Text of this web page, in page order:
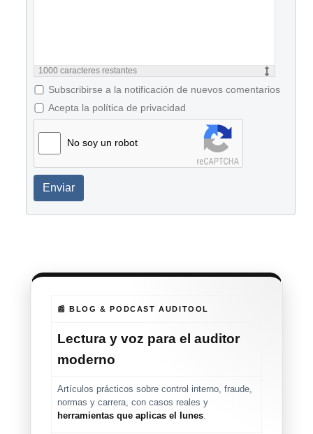
1000 caracteres restantes
Subscribirse a la notificación de nuevos comentarios
Acepta la política de privacidad
No soy un robot
Enviar
📰 BLOG & PODCAST AUDITOOL
Lectura y voz para el auditor
moderno
Artículos prácticos sobre control interno, fraude,
normas y carrera, con casos reales y
herramientas que aplicas el lunes.